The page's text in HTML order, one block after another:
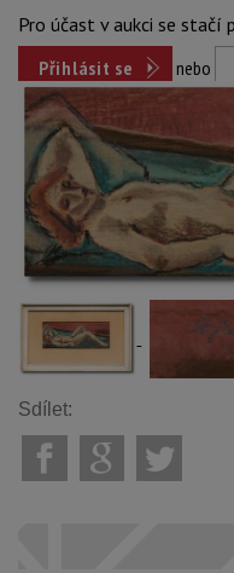
Pro účast v aukci se stačí
Přihlásit se
nebo
Sdílet: